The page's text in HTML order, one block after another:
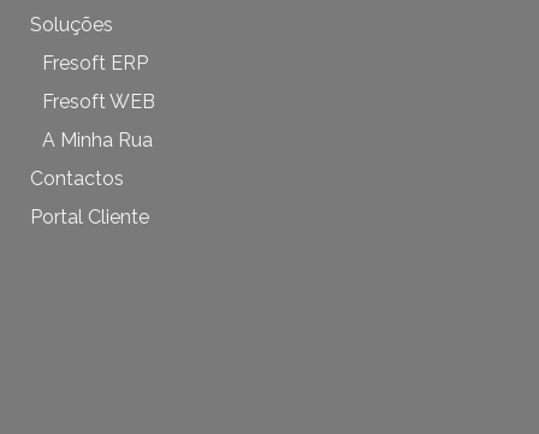
Soluções
Fresoft ERP
Fresoft WEB
A Minha Rua
Contactos
Portal Cliente